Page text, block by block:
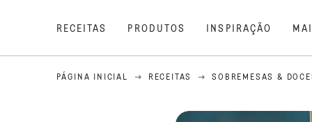
RECEITAS PRODUTOS INSPIRAÇÃO
PÁGINA INICIAL RECEITAS SOBREMESAS &